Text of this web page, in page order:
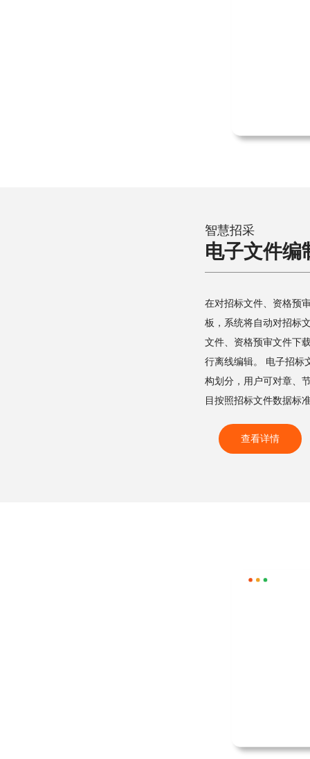
智慧招采
电子文件编
在对招标文件、资格预
板，系统将自动对招标
文件、资格预审文件下
行离线编辑。 电子招标
构划分，用户可对章、
目按照招标文件数据标
查看详情